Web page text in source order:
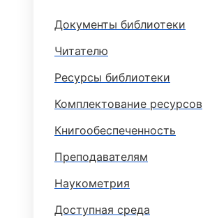
Документы библиотеки
Читателю
Ресурсы библиотеки
Комплектование ресурсов
Книгообеспеченность
Преподавателям
Наукометрия
Доступная среда